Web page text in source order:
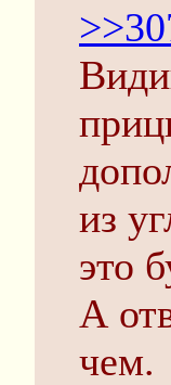
из
это
А
чем.